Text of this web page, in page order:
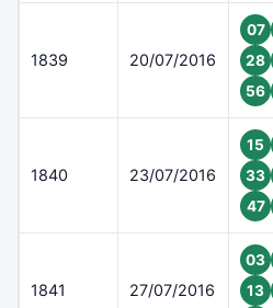
1839 20/07/2016
07
28
56
1840 23/07/2016
15
33
47
1841 27/07/2016
03
13